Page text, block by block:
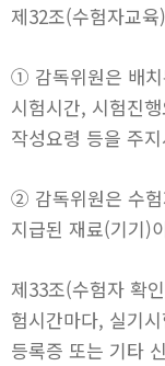
제32조(수험자교육)
① 감독위원은 배치
시험시간, 시험진
작성요령 등을 주
② 감독위원은 수험
지급된 재료(기기)
제33조(수험자 확
험시간마다, 실기
등록증 또는 기타